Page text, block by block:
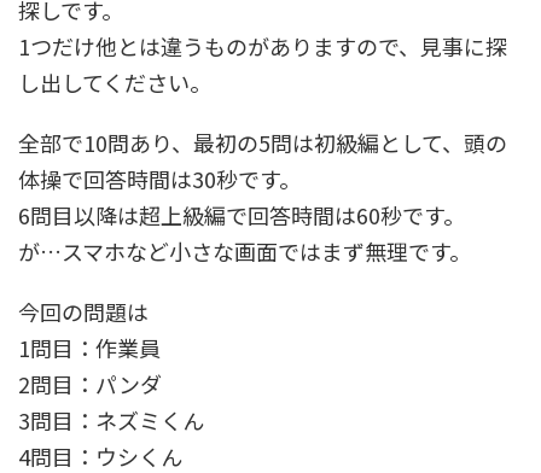
探しです。
1つだけ他とは違うものがありますので、見事に探
し出してください。
全部で10問あり、最初の5問は初級編として、頭の
体操で回答時間は30秒です。
6問目以降は超上級編で回答時間は60秒です。
が…スマホなど小さな画面ではまず無理です。
今回の問題は
1問目：作業員
2問目：パンダ
3問目：ネズミくん
4問目：ウシくん